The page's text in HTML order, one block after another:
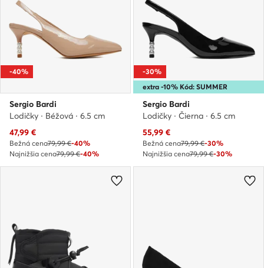
-40%
Sergio Bardi
Lodičky · Béžová · 6.5 cm
Aktuálna cena
47,99 €
Bežná cena79,99 €-40%
Najnižšia cena79,99 €-40%
extra -10% Kód: SUMMER
-30%
Sergio Bardi
Lodičky · Čierna · 6.5 cm
Aktuálna cena
55,99 €
Bežná cena79,99 €-30%
Najnižšia cena79,99 €-30%